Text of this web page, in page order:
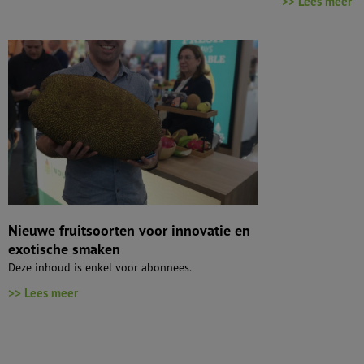
Nieuwe fruitsoorten voor innovatie en
exotische smaken
Deze inhoud is enkel voor abonnees.
>> Lees meer